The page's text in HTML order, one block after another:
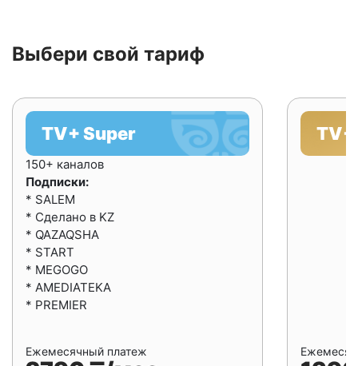
Выбери свой тариф
TV+ Super
150+ каналов
Подписки:
* SALEM
* Сделано в KZ
* QAZAQSHA
* START
* MEGOGO
* AMEDIATEKA
* PREMIER
Ежемесячный платеж
TV+